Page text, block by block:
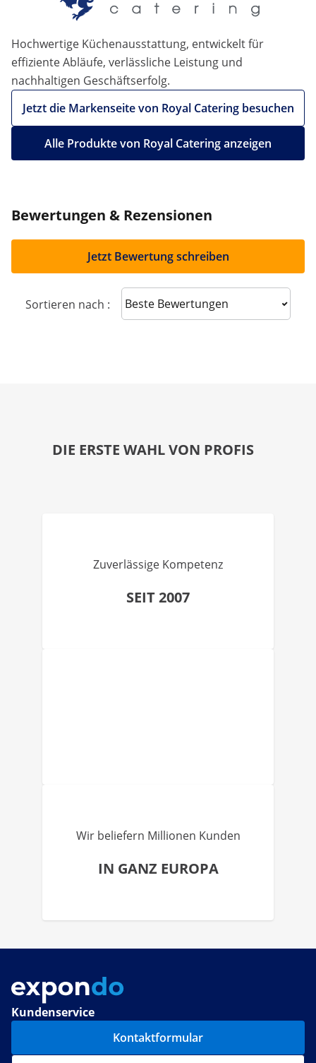
Hochwertige Küchenausstattung, entwickelt für
effiziente Abläufe, verlässliche Leistung und
nachhaltigen Geschäftserfolg.
Jetzt die Markenseite von Royal Catering besuchen
Alle Produkte von Royal Catering anzeigen
Bewertungen & Rezensionen
Jetzt Bewertung schreiben
Sortieren nach : Sort reviews
DIE ERSTE WAHL VON PROFIS
Zuverlässige Kompetenz
SEIT 2007
Wir beliefern Millionen Kunden
IN GANZ EUROPA
Kundenservice
Kontaktformular